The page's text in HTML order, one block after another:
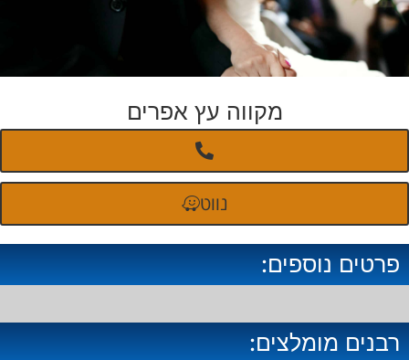
מקווה עץ אפרים
נווט
פרטים נוספים:
רבנים מומלצים: